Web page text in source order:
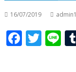
16/07/2019 admin1
F T Li